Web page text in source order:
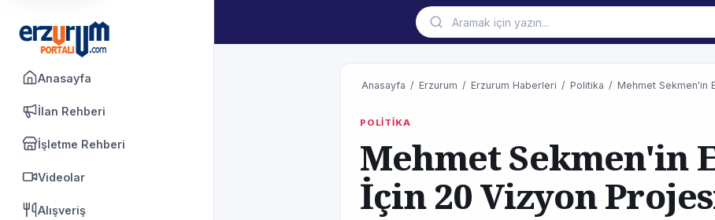
Anasayfa
İlan Rehberi
İşletme Rehberi
Videolar
Alışveriş
Anasayfa / Erzurum / Erzurum Haberleri / Politika / Mehmet Sekmen'in
POLİTİKA
Mehmet Sekmen'in
İçin 20 Vizyon